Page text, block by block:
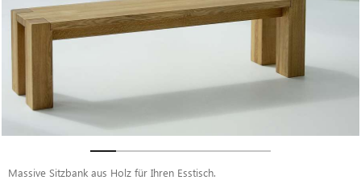
Massive Sitzbank aus Holz für Ihren Esstisch.